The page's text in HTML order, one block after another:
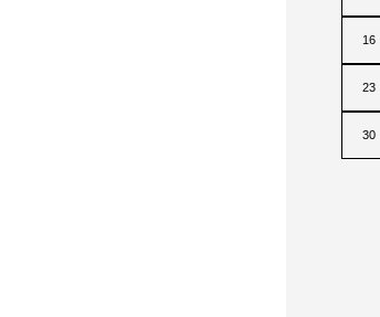
16
23
30